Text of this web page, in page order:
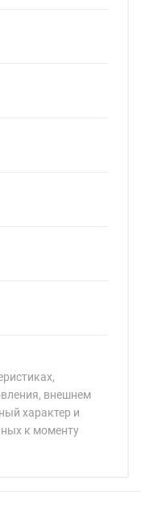
внешнем
характер и
к моменту